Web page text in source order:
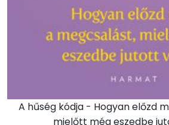
A hűség kódja - Hogyan előzd
mielőtt még eszedbe